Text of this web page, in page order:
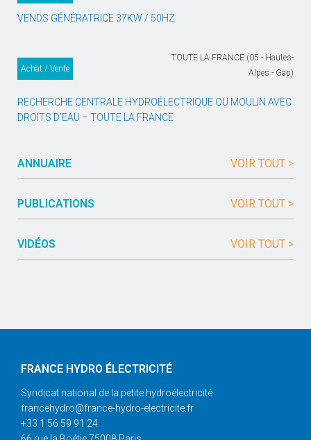
VENDS GÉNÉRATRICE 37KW / 50HZ
Achat / Vente
TOUTE LA FRANCE (05 - Hautes-
Alpes - Gap)
RECHERCHE CENTRALE HYDROÉLECTRIQUE OU MOULIN AVEC
DROITS D’EAU – TOUTE LA FRANCE
ANNUAIRE VOIR TOUT >
PUBLICATIONS VOIR TOUT >
VIDÉOS VOIR TOUT >
FRANCE HYDRO ÉLECTRICITÉ
Syndicat national de la petite hydroélectricité
francehydro@france-hydro-electricite.fr
+33 1 56 59 91 24